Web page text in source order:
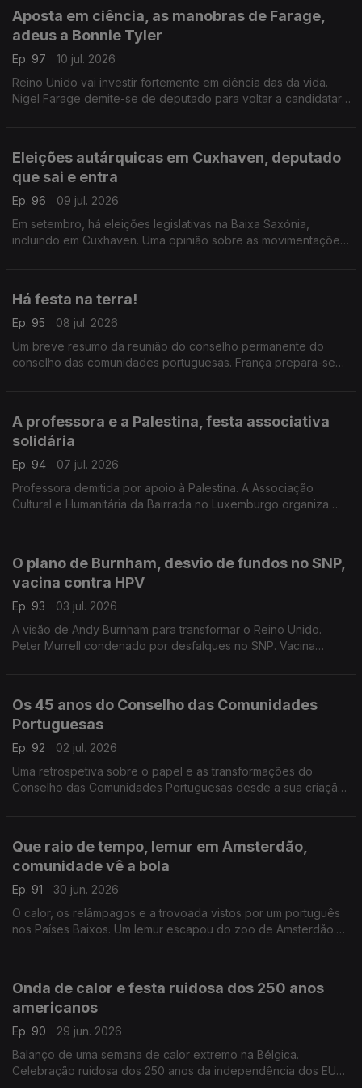
Aposta em ciência, as manobras de Farage,
adeus a Bonnie Tyler
Ep. 97
10 jul. 2026
Reino Unido vai investir fortemente em ciência das da vida.
Nigel Farage demite-se de deputado para voltar a candidatar-
Eleições autárquicas em Cuxhaven, deputado
que sai e entra
Ep. 96
09 jul. 2026
Em setembro, há eleições legislativas na Baixa Saxónia,
incluindo em Cuxhaven. Uma opinião sobre as movimentações
Há festa na terra!
Ep. 95
08 jul. 2026
Um breve resumo da reunião do conselho permanente do
conselho das comunidades portuguesas. França prepara-se
A professora e a Palestina, festa associativa
solidária
Ep. 94
07 jul. 2026
Professora demitida por apoio à Palestina. A Associação
Cultural e Humanitária da Bairrada no Luxemburgo organiza
O plano de Burnham, desvio de fundos no SNP,
vacina contra HPV
Ep. 93
03 jul. 2026
A visão de Andy Burnham para transformar o Reino Unido.
Peter Murrell condenado por desfalques no SNP. Vacina
Os 45 anos do Conselho das Comunidades
Portuguesas
Ep. 92
02 jul. 2026
Uma retrospetiva sobre o papel e as transformações do
Conselho das Comunidades Portuguesas desde a sua criação
Que raio de tempo, lemur em Amsterdão,
comunidade vê a bola
Ep. 91
30 jun. 2026
O calor, os relâmpagos e a trovoada vistos por um português
nos Países Baixos. Um lemur escapou do zoo de Amsterdão.
Onda de calor e festa ruidosa dos 250 anos
americanos
Ep. 90
29 jun. 2026
Balanço de uma semana de calor extremo na Bélgica.
Celebração ruidosa dos 250 anos da independência dos EUA